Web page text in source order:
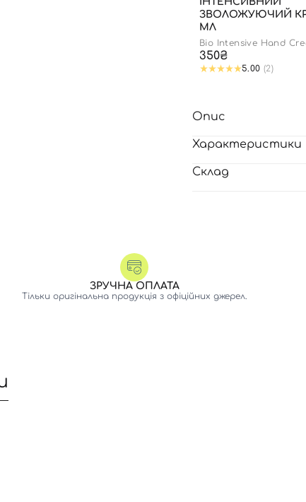
ЗВОЛОЖУЮЧИЙ
МЛ
Bio Intensive Hand
350₴
5.00 (2)
Опис
Характеристики
Склад
ЗРУЧНА ОПЛАТА
Тільки оригінальна продукція з офіційних джерел.